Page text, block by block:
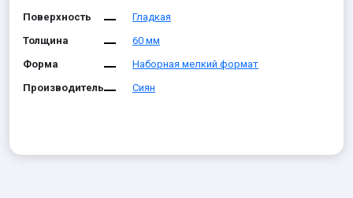
Поверхность
Гладкая
Толщина
60 мм
Форма
Наборная мелкий формат
Производитель
Сиян